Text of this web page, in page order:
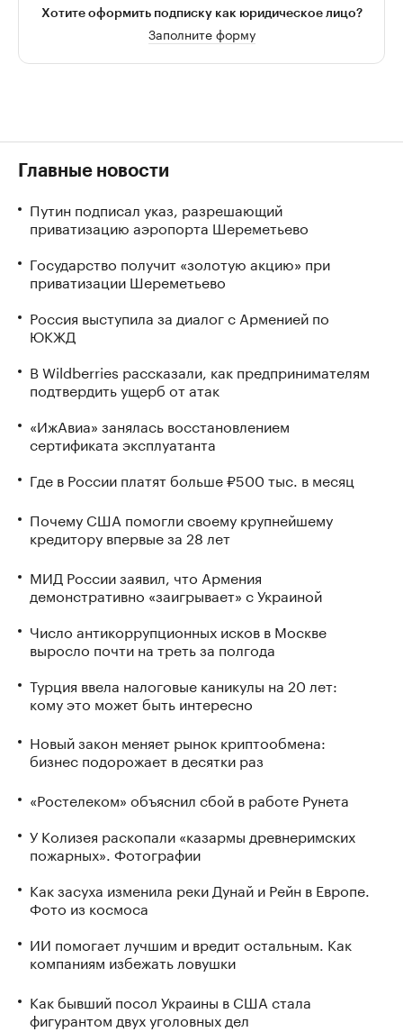
Хотите оформить подписку как юридическое лицо?
Заполните форму
Главные новости
Путин подписал указ, разрешающий
приватизацию аэропорта Шереметьево
Государство получит «золотую акцию» при
приватизации Шереметьево
Россия выступила за диалог с Арменией по
ЮКЖД
В Wildberries рассказали, как предпринимателям
подтвердить ущерб от атак
«ИжАвиа» занялась восстановлением
сертификата эксплуатанта
Где в России платят больше ₽500 тыс. в месяц
Почему США помогли своему крупнейшему
кредитору впервые за 28 лет
МИД России заявил, что Армения
демонстративно «заигрывает» с Украиной
Число антикоррупционных исков в Москве
выросло почти на треть за полгода
Турция ввела налоговые каникулы на 20 лет:
кому это может быть интересно
Новый закон меняет рынок криптообмена:
бизнес подорожает в десятки раз
«Ростелеком» объяснил сбой в работе Рунета
У Колизея раскопали «казармы древнеримских
пожарных». Фотографии
Как засуха изменила реки Дунай и Рейн в Европе.
Фото из космоса
ИИ помогает лучшим и вредит остальным. Как
компаниям избежать ловушки
Как бывший посол Украины в США стала
фигурантом двух уголовных дел